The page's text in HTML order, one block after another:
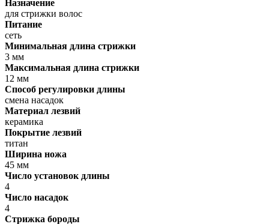
Назначение
для стрижки волос
Питание
сеть
Минимальная длина стрижки
3 мм
Максимальная длина стрижки
12 мм
Способ регулировки длины
смена насадок
Материал лезвий
керамика
Покрытие лезвий
титан
Ширина ножа
45 мм
Число установок длины
4
Число насадок
4
Стрижка бороды